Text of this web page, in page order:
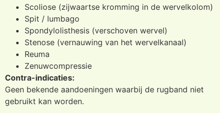
Scoliose (zijwaartse kromming in de wervelkolom)
Spit / lumbago
Spondylolisthesis (verschoven wervel)
Stenose (vernauwing van het wervelkanaal)
Reuma
Zenuwcompressie
Contra-indicaties:
Geen bekende aandoeningen waarbij de rugband niet
gebruikt kan worden.